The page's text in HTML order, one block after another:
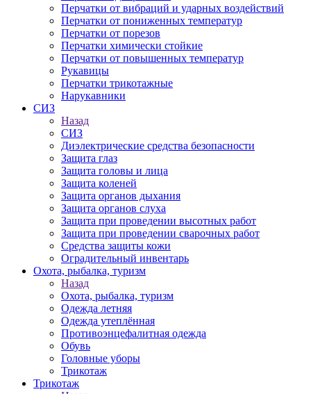
Перчатки от вибраций и ударных воздействий
Перчатки от пониженных температур
Перчатки от порезов
Перчатки химически стойкие
Перчатки от повышенных температур
Рукавицы
Перчатки трикотажные
Нарукавники
СИЗ
Назад
СИЗ
Диэлектрические средства безопасности
Защита глаз
Защита головы и лица
Защита коленей
Защита органов дыхания
Защита органов слуха
Защита при проведении высотных работ
Защита при проведении сварочных работ
Средства защиты кожи
Оградительный инвентарь
Охота, рыбалка, туризм
Назад
Охота, рыбалка, туризм
Одежда летняя
Одежда утеплённая
Противоэнцефалитная одежда
Обувь
Головные уборы
Трикотаж
Трикотаж